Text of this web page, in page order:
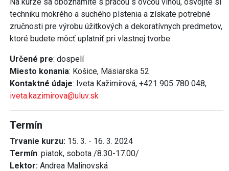
techniku mokrého a suchého plstenia a získate potrebné
zručnosti pre výrobu úžitkových a dekoratívnych predmetov,
ktoré budete môcť uplatniť pri vlastnej tvorbe.
Určené pre: dospelí
Miesto konania: Košice, Mäsiarska 52
Kontaktné údaje: Iveta Kažimírová, +421 905 780 048,
iveta.kazimirova@uluv.sk
Termín
Trvanie kurzu: 15. 3. - 16. 3. 2024
Termín: piatok, sobota /8.30-17.00/
Lektor: Andrea Malinovská